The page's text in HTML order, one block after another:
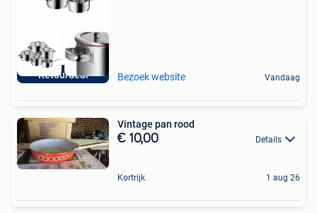
Retourdeal Bezoek website Vandaag
Vintage pan rood
€ 10,00 Details
Kortrijk 1 aug 26